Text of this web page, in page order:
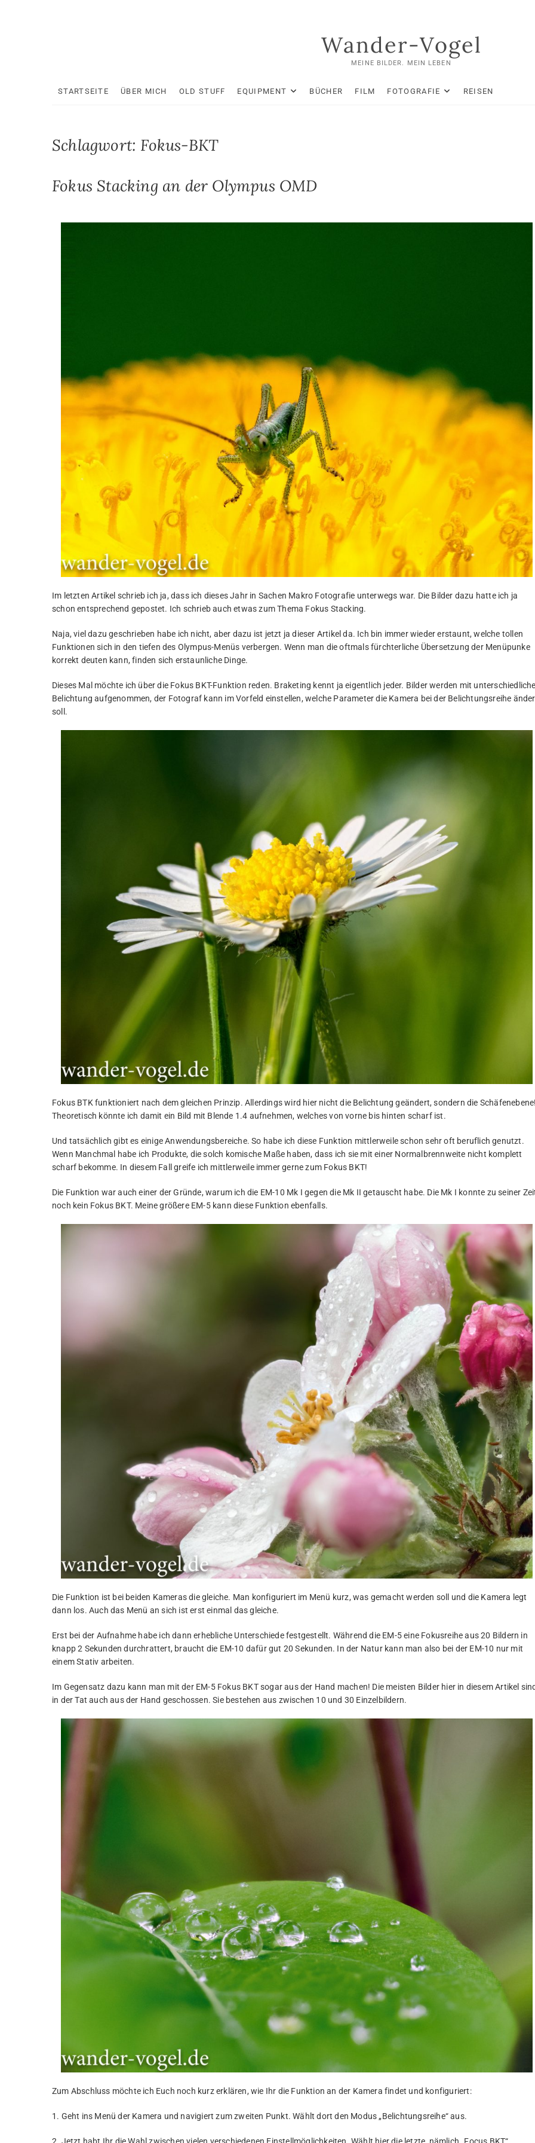
Wander-Vogel
MEINE BILDER. MEIN LEBEN
STARTSEITE ÜBER MICH OLD STUFF EQUIPMENT BÜCHER FILM FOTOGRAFIE REISEN
Schlagwort: Fokus-BKT
Fokus Stacking an der Olympus OMD
Im letzten Artikel schrieb ich ja, dass ich dieses Jahr in Sachen Makro Fotografie unterwegs war. Die Bilder dazu hatte ich ja
schon entsprechend gepostet. Ich schrieb auch etwas zum Thema Fokus Stacking.
Naja, viel dazu geschrieben habe ich nicht, aber dazu ist jetzt ja dieser Artikel da. Ich bin immer wieder erstaunt, welche tollen
Funktionen sich in den tiefen des Olympus-Menüs verbergen. Wenn man die oftmals fürchterliche Übersetzung der Menüpunke
korrekt deuten kann, finden sich erstaunliche Dinge.
Dieses Mal möchte ich über die Fokus BKT-Funktion reden. Braketing kennt ja eigentlich jeder. Bilder werden mit
Belichtung aufgenommen, der Fotograf kann im Vorfeld einstellen, welche Parameter die Kamera bei der Belichtungsreihe
soll.
Fokus BTK funktioniert nach dem gleichen Prinzip. Allerdings wird hier nicht die Belichtung geändert, sondern die Schäfenebene!
Theoretisch könnte ich damit ein Bild mit Blende 1.4 aufnehmen, welches von vorne bis hinten scharf ist.
Und tatsächlich gibt es einige Anwendungsbereiche. So habe ich diese Funktion mittlerweile schon sehr oft beruflich genutzt.
Wenn Manchmal habe ich Produkte, die solch komische Maße haben, dass ich sie mit einer Normalbrennweite nicht komplett
scharf bekomme. In diesem Fall greife ich mittlerweile immer gerne zum Fokus BKT!
Die Funktion war auch einer der Gründe, warum ich die EM-10 Mk I gegen die Mk II getauscht habe. Die Mk I konnte zu seiner
noch kein Fokus BKT. Meine größere EM-5 kann diese Funktion ebenfalls.
Die Funktion ist bei beiden Kameras die gleiche. Man konfiguriert im Menü kurz, was gemacht werden soll und die Kamera legt
dann los. Auch das Menü an sich ist erst einmal das gleiche.
Erst bei der Aufnahme habe ich dann erhebliche Unterschiede festgestellt. Während die EM-5 eine Fokusreihe aus 20 Bildern in
knapp 2 Sekunden durchrattert, braucht die EM-10 dafür gut 20 Sekunden. In der Natur kann man also bei der EM-10 nur mit
einem Stativ arbeiten.
Im Gegensatz dazu kann man mit der EM-5 Fokus BKT sogar aus der Hand machen! Die meisten Bilder hier in diesem Artikel
in der Tat auch aus der Hand geschossen. Sie bestehen aus zwischen 10 und 30 Einzelbildern.
Zum Abschluss möchte ich Euch noch kurz erklären, wie Ihr die Funktion an der Kamera findet und konfiguriert:
1. Geht ins Menü der Kamera und navigiert zum zweiten Punkt. Wählt dort den Modus „Belichtungsreihe“ aus.